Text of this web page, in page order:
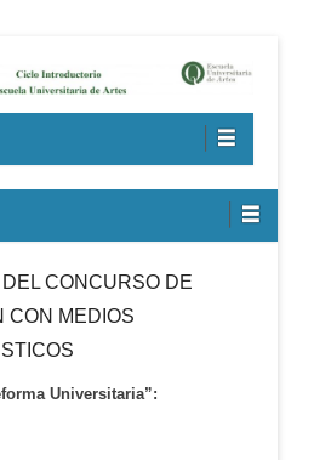
de la Escuela
de Artes
Nacional de Quilmes)
CONCURSO DE
CON MEDIOS
Universitaria”: